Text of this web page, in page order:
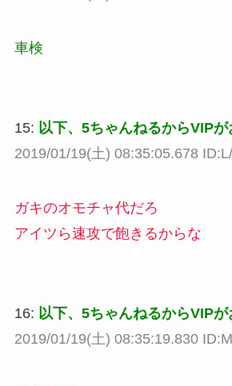
車検
15: 以下、5ちゃんねるからVIP
2019/01/19(土) 08:35:05.678
ガキのオモチャ代だろ
アイツら速攻で飽きるからな
16: 以下、5ちゃんねるからVIP
2019/01/19(土) 08:35:19.830